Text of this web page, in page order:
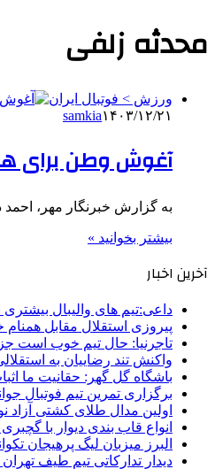
محدثه زلفی
ورزش > فوتبال ایران
samkia۱۴۰۳/۱۲/۲۱
آغوش وطن برای
به گزارش خبرنگار مهر،
بیشتر بخوانید »
آخرین اخبار
داعی:تیم های والیبال
پیروزی استقلال مقابل همنام
تاجرنیا: حال تیم خوب است
واکنش تند رضاییان به
باشگاه گل گهر: حقانیت ما
برگزاری تمرین تیم فوتبال
اولین مدال طلای کشتی
انواع قاب بندی دیوار با
البرز میزبان لیگ پرهیجان
دیدار تدارکاتی تیم طیف